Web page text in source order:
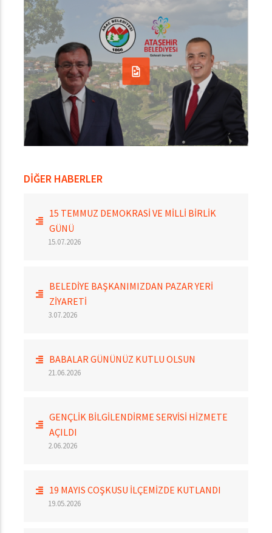
DİĞER HABERLER
15 TEMMUZ DEMOKRASİ VE MİLLİ BİRLİK
GÜNÜ
15.07.2026
BELEDİYE BAŞKANIMIZDAN PAZAR YERİ
ZİYARETİ
3.07.2026
BABALAR GÜNÜNÜZ KUTLU OLSUN
21.06.2026
GENÇLİK BİLGİLENDİRME SERVİSİ HİZMETE
AÇILDI
2.06.2026
19 MAYIS COŞKUSU İLÇEMİZDE KUTLANDI
19.05.2026